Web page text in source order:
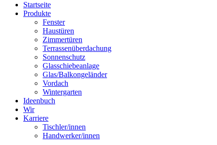
Startseite
Produkte
Fenster
Haustüren
Zimmertüren
Terrassenüberdachung
Sonnenschutz
Glasschiebeanlage
Glas/Balkongeländer
Vordach
Wintergarten
Ideenbuch
Wir
Karriere
Tischler/innen
Handwerker/innen